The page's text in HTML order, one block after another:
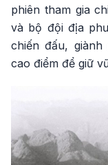
phiên tham gia
và bộ đội địa
chiến đấu,
cao điểm để giữ